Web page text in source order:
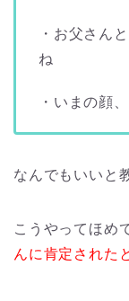
・お父さん
ね
・いまの顔
なんでもいいと
こうやってほめ
んに肯定された